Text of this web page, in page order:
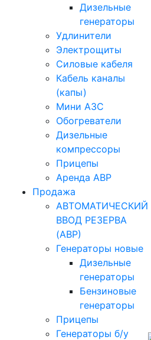
Дизельные
генераторы
Удлинители
Электрощиты
Силовые кабеля
Кабель каналы
(капы)
Мини АЗС
Обогреватели
Дизельные
компрессоры
Прицепы
Аренда АВР
Продажа
АВТОМАТИЧЕСКИЙ
ВВОД РЕЗЕРВА
(АВР)
Генераторы новые
Дизельные
генераторы
Бензиновые
генераторы
Прицепы
Генераторы б/у